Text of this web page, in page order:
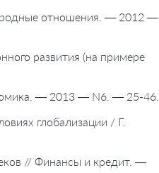
отношения. — 2012 —
развития (на примере
— 2013 — N6. — 25-46.
глобализации / Г.
// Финансы и кредит. —